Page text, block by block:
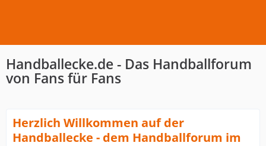
Handballecke.de - Das Handballforum
von Fans für Fans
Herzlich Willkommen auf der
Handballecke - dem Handballforum im